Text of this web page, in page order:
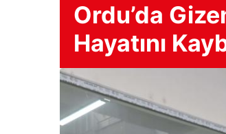
Ordu’da
Hayatını